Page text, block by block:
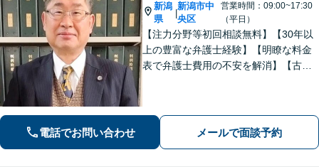
新潟
県
|
新潟市中
央区
営業時間：09:00~17:30
（平日）
【注力分野等初回相談無料】【30年以
上の豊富な弁護士経験】【明瞭な料金
表で弁護士費用の不安を解消】【古町
電話でお問い合わせ メールで面談予約